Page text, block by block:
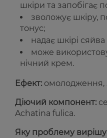
шкіри та запобігає
зволожує шкіру,
тонус;
надає шкірі сяйва
може
нічний крем.
Ефект: омолодження,
Діючий компонент:
Achatina fulica.
Яку проблему